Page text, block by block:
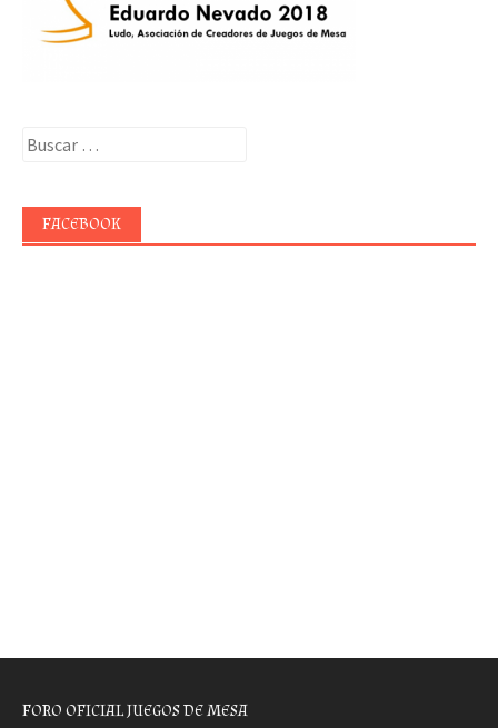
Buscar:
FACEBOOK
FORO OFICIAL JUEGOS DE MESA